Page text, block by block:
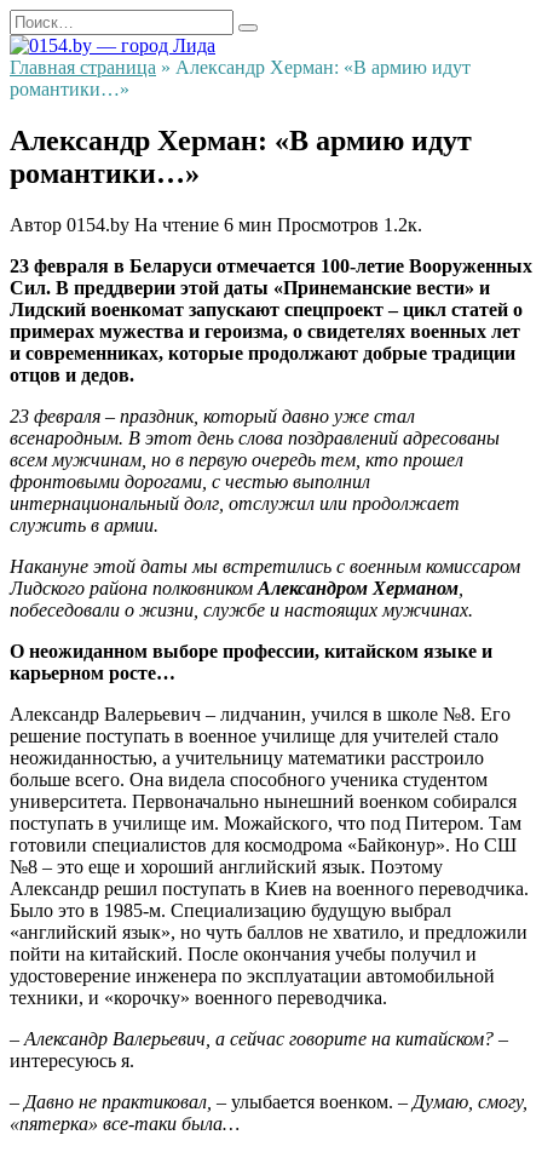
Перейти
к
содержанию
Search
for:
Главная страница » Александр Херман: «В армию идут
романтики…»
Александр Херман: «В армию идут
романтики…»
Автор 0154.by На чтение 6 мин Просмотров 1.2к.
23 февраля в Беларуси отмечается 100-летие Вооруженных
Сил. В преддверии этой даты «Принеманские вести» и
Лидский военкомат запускают спецпроект – цикл статей о
примерах мужества и героизма, о свидетелях военных лет
и современниках, которые продолжают добрые традиции
отцов и дедов.
23 февраля – праздник, который давно уже стал
всенародным. В этот день слова поздравлений адресованы
всем мужчинам, но в первую очередь тем, кто прошел
фронтовыми дорогами, с честью выполнил
интернациональный долг, отслужил или продолжает
служить в армии.
Накануне этой даты мы встретились с военным комиссаром
Лидского района полковником Александром Херманом
побеседовали о жизни, службе и настоящих мужчинах.
О неожиданном выборе профессии, китайском языке и
карьерном росте…
Александр Валерьевич – лидчанин, учился в школе №8. Его
решение поступать в военное училище для учителей стало
неожиданностью, а учительницу математики расстроило
больше всего. Она видела способного ученика студентом
университета. Первоначально нынешний военком собирался
поступать в училище им. Можайского, что под Питером. Там
готовили специалистов для космодрома «Байконур». Но СШ
№8 – это еще и хороший английский язык. Поэтому
Александр решил поступать в Киев на военного переводчика.
Было это в 1985-м. Специализацию будущую выбрал
«английский язык», но чуть баллов не хватило, и предложили
пойти на китайский. После окончания учебы получил и
удостоверение инженера по эксплуатации автомобильной
техники, и «корочку» военного переводчика.
– Александр Валерьевич, а сейчас говорите на китайском? –
интересуюсь я.
– Давно не практиковал, – улыбается военком. – Думаю, смогу,
«пятерка» все-таки была…